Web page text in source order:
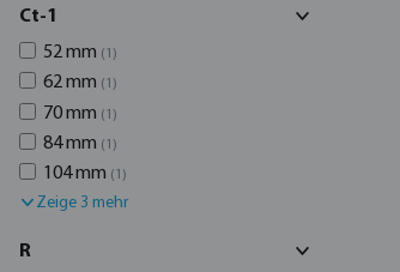
Ct-1
52 mm (1)
62 mm (1)
70 mm (1)
84 mm (1)
104 mm (1)
Zeige 3 mehr
R